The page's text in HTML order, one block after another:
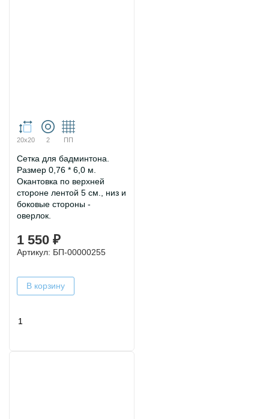
20х20 2 ПП
Сетка для бадминтона.
Размер 0,76 * 6,0 м.
Окантовка по верхней
стороне лентой 5 см., низ и
боковые стороны -
оверлок.
1 550 ₽
Артикул: БП-00000255
В корзину